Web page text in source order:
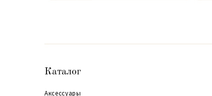
Каталог
Аксессуары